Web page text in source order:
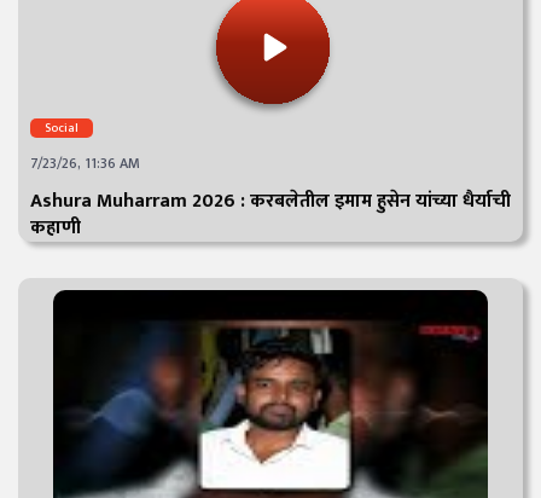
Social
7/23/26, 11:36 AM
Ashura Muharram 2026 : करबलेतील इमाम हुसेन यांच्या धैर्याची
कहाणी